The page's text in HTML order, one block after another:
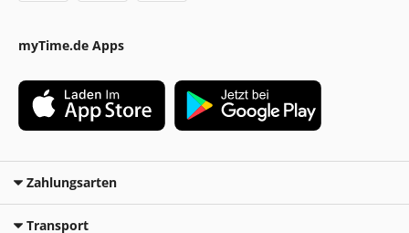
myTime.de Apps
Zahlungsarten
Transport